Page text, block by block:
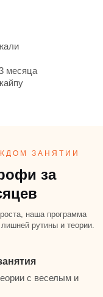
месяца
ЗАНЯТИИ
за
наша программа
рутины и теории.
с веселым и